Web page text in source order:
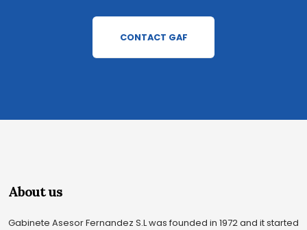
CONTACT GAF
About us
Gabinete Asesor Fernandez S.L was founded in 1972 and it started